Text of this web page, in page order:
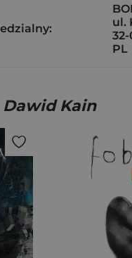
ul.
PL
Dawid Kain